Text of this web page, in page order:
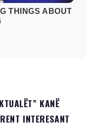
KANË
INTERESANT